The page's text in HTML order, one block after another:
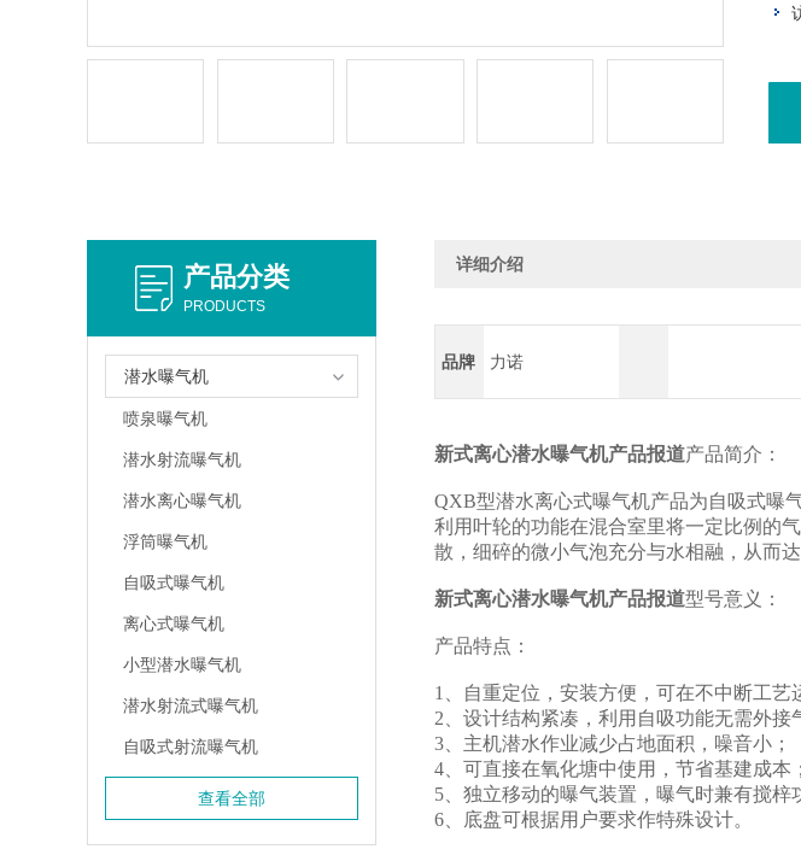
产品分类
PRODUCTS
潜水曝气机
喷泉曝气机
潜水射流曝气机
潜水离心曝气机
浮筒曝气机
自吸式曝气机
离心式曝气机
小型潜水曝气机
潜水射流式曝气机
自吸式射流曝气机
查看全部
详细介绍
品牌 力诺
新式离心潜水曝气机产品报道产品简介：
QXB型潜水离心式曝气机产品为自吸式曝
利用叶轮的功能在混合室里将一定比例的
散，细碎的微小气泡充分与水相融，从而
新式离心潜水曝气机产品报道型号意义：
产品特点：
1、自重定位，安装方便，可在不中断工艺
2、设计结构紧凑，利用自吸功能无需外
3、主机潜水作业减少占地面积，噪音小；
4、可直接在氧化塘中使用，节省基建成
5、独立移动的曝气装置，曝气时兼有搅
6、底盘可根据用户要求作特殊设计。